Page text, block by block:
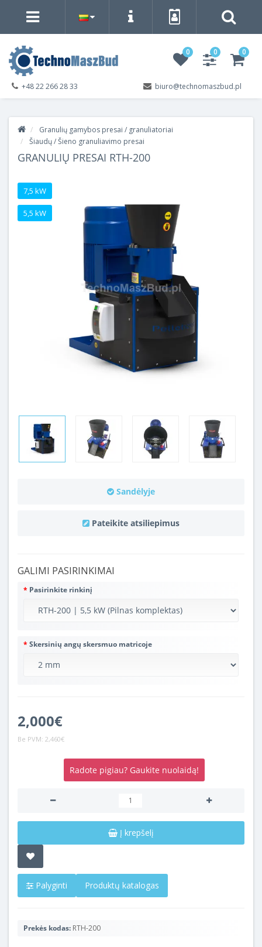
0 0 0
biuro@technomaszbud.pl
+48 22 266 28 33
Granulių gamybos presai / granuliatoriai
Šiaudų / Šieno granuliavimo presai
GRANULIŲ PRESAI RTH-200
7,5 kW
5,5 kW
Sandėlyje
Pateikite atsiliepimus
GALIMI PASIRINKIMAI
Pasirinkite rinkinį
Skersinių angų skersmuo matricoje
2,000€
Be PVM: 2,460€
Radote pigiau? Gaukite nuolaidą!
Į krepšelį
Palyginti Produktų katalogas
Prekės kodas: RTH-200